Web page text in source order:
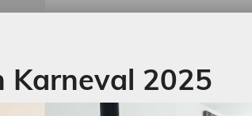
Karneval 2025